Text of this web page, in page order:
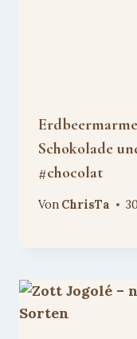
Schokolade
#chocolat
Von ChrisTa